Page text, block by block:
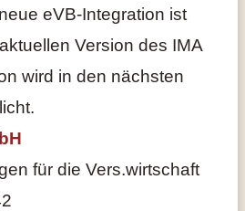
eVB-Integration ist
Version des IMA
wird in den nächsten
für die Vers.wirtschaft